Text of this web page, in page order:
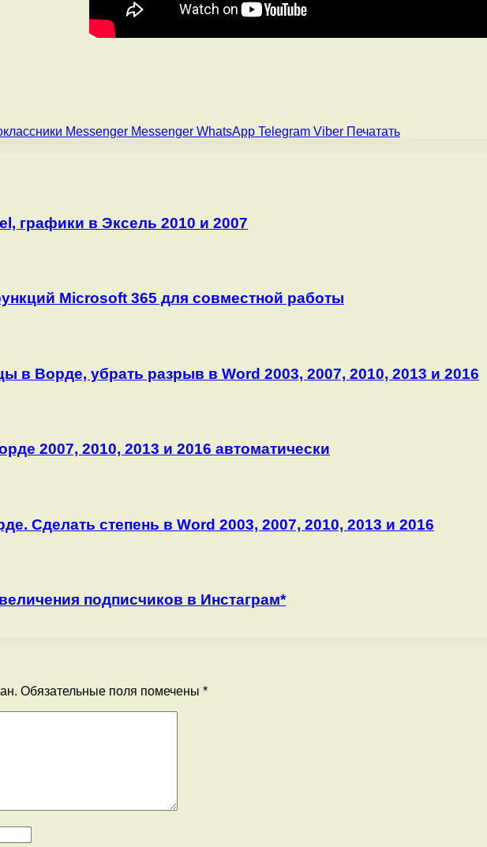
Messenger Messenger WhatsApp Telegram Viber Печатать
графики в Эксель 2010 и 2007
Microsoft 365 для совместной работы
в Ворде, убрать разрыв в Word 2003, 2007, 2010, 2013 и 2016
2007, 2010, 2013 и 2016 автоматически
Сделать степень в Word 2003, 2007, 2010, 2013 и 2016
подписчиков в Инстаграм*
Обязательные поля помечены *